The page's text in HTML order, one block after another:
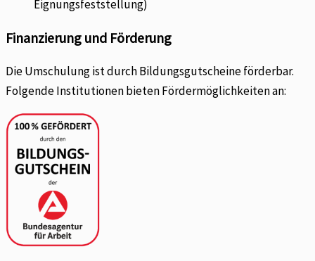
Eignungsfeststellung)
Finanzierung und Förderung
Die Umschulung ist durch Bildungsgutscheine förderbar.
Folgende Institutionen bieten Fördermöglichkeiten an: